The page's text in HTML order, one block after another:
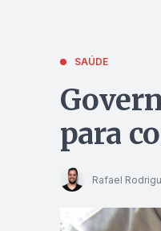
SAÚDE
para
Rafael